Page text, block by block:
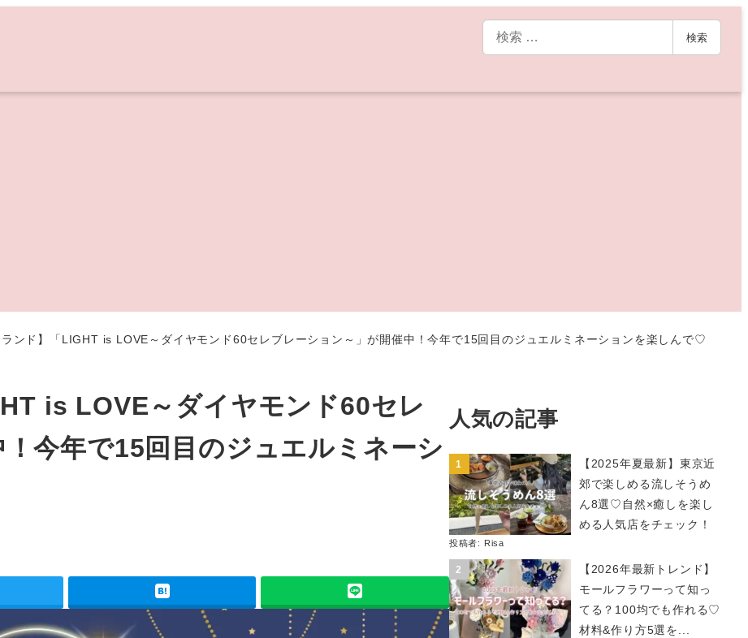
索
検索
ランド】「LIGHT is LOVE～ダイヤモンド60セレブレーション～」が開催中！今年で15回目のジュエルミネーションを楽しんで♡
is LOVE～ダイヤモンド60セレ
今年で15回目のジュエルミネーシ
人気の記事
【2025年夏最新】東京近
郊で楽しめる流しそうめ
ん8選♡自然×癒しを楽し
める人気店をチェック！
投稿者: Risa
【2026年最新トレンド】
モールフラワーって知っ
てる？100均でも作れる♡
材料&作り方5選を...